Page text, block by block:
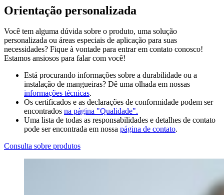
Orientação personalizada
Você tem alguma dúvida sobre o produto, uma solução
personalizada ou áreas especiais de aplicação para suas
necessidades? Fique à vontade para entrar em contato conosco!
Estamos ansiosos para falar com você!
Está procurando informações sobre a durabilidade ou a
instalação de mangueiras? Dê uma olhada em nossas
informações técnicas.
Os certificados e as declarações de conformidade podem ser
encontrados na página "Qualidade".
Uma lista de todas as responsabilidades e detalhes de contato
pode ser encontrada em nossa página de contato.
Consulta sobre produtos